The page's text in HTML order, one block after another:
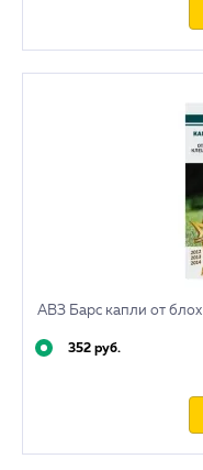
АВЗ Барс капли от
352 руб.